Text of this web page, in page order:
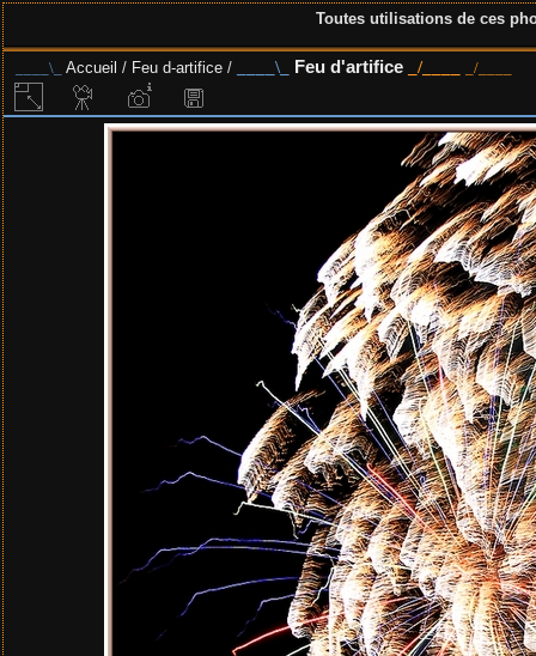
Toutes utilisations de ces
Accueil / Feu d-artifice / Feu d'artifice